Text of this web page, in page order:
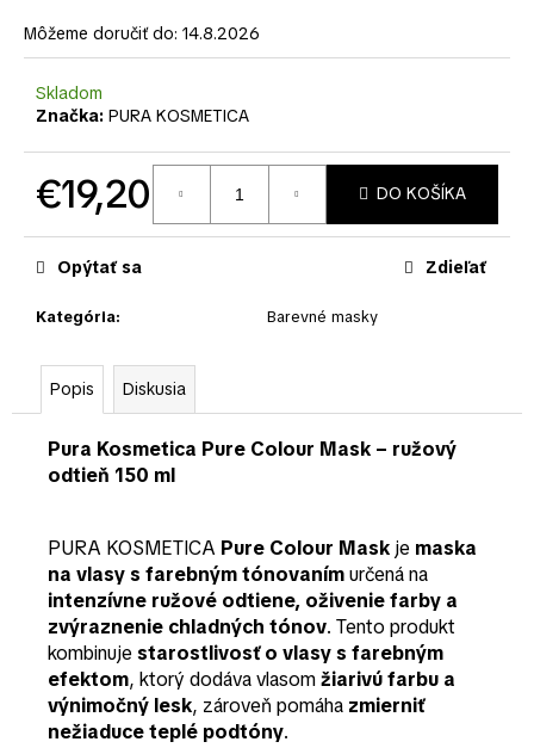
Môžeme doručiť do: 14.8.2026
Skladom
Značka: PURA KOSMETICA
€19,20 DO KOŠÍKA
Kategória: Barevné masky
Opýtať sa Zdieľať
Popis Diskusia
Pura Kosmetica Pure Colour Mask – ružový
odtieň 150 ml
PURA KOSMETICA Pure Colour Mask je maska
na vlasy s farebným tónovanímurčená na
intenzívne ružové odtiene, oživenie farby a
zvýraznenie chladných tónov. Tento produkt
kombinujestarostlivosť o vlasy s farebným
efektom, ktorý dodáva vlasomžiarivú farbu a
výnimočný lesk, zároveň pomáha zmierniť
nežiaduce teplé podtóny.
a
m
e